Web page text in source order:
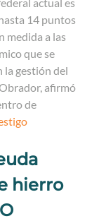
14 puntos
medida a las
que se
la gestión del
afirmó
de
hierro